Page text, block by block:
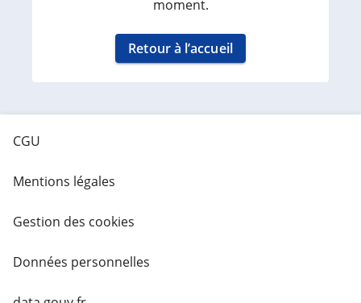
moment.
Retour à l’accueil
CGU
Mentions légales
Gestion des cookies
Données personnelles